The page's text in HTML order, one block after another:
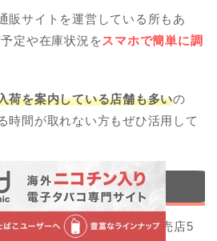
販サイトを運営している所もあ
定や在庫状況をスマホで簡単に調
荷を案内している店舗も多いの
時間が取れない方もぜひ活用して
自販機
かば・KS」の取り扱い販売店5